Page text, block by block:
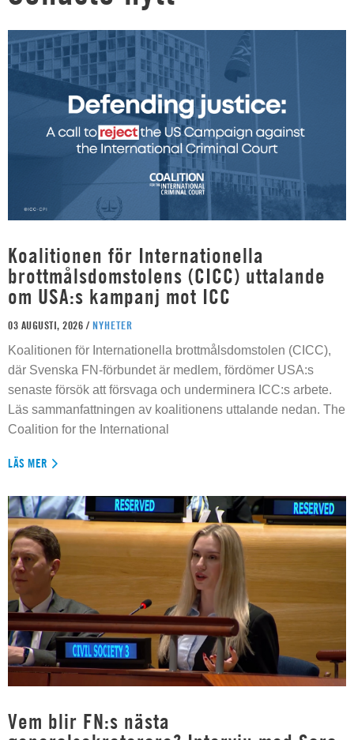
Koalitionen för Internationella
brottmålsdomstolens (CICC) uttalande
om USA:s kampanj mot ICC
03 AUGUSTI, 2026 / NYHETER
Koalitionen för Internationella brottmålsdomstolen (CICC),
där Svenska FN-förbundet är medlem, fördömer USA:s
senaste försök att försvaga och underminera ICC:s arbete.
Läs sammanfattningen av koalitionens uttalande nedan. The
Coalition for the International
LÄS MER
Vem blir FN:s nästa